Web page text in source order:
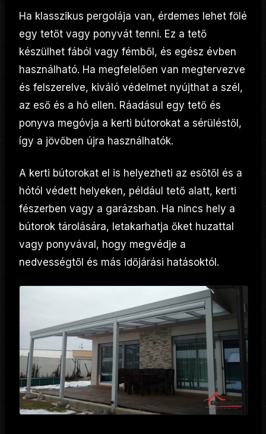
Ha klasszikus pergolája van, érdemes lehet fölé
egy tetőt vagy ponyvát tenni. Ez a tető
készülhet fából vagy fémből, és egész évben
használható. Ha megfelelően van megtervezve
és felszerelve, kiváló védelmet nyújthat a szél,
az eső és a hó ellen. Ráadásul egy tető és
ponyva megóvja a kerti bútorokat a sérüléstől,
így a jövőben újra használhatók.
A kerti bútorokat el is helyezheti az esőtől és a
hótól védett helyeken, például tető alatt, kerti
fészerben vagy a garázsban. Ha nincs hely a
bútorok tárolására, letakarhatja őket huzattal
vagy ponyvával, hogy megvédje a
nedvességtől és más időjárási hatásoktól.